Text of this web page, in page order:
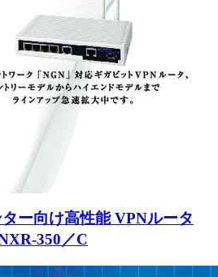
ー向け高性能 VPNルータ
350／C